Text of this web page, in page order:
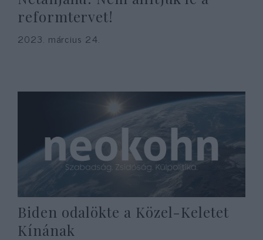
reformtervet!
2023. március 24.
Biden odalökte a Közel-Keletet
Kínának